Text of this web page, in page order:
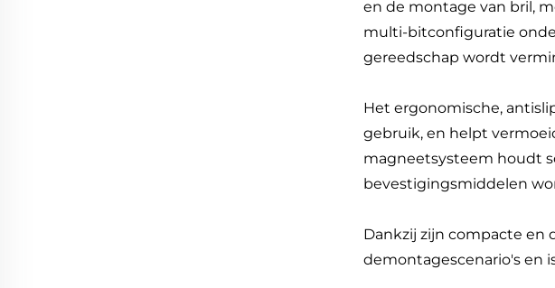
en de montage van bril,
multi-bitconfiguratie
gereedschap wordt
Het ergonomische,
gebruik, en helpt
magneetsysteem houdt
bevestigingsmiddelen
Dankzij zijn compacte en
demontagescenario's en